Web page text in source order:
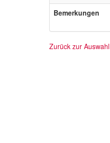
Bemerkungen
Zurück zur Auswahl